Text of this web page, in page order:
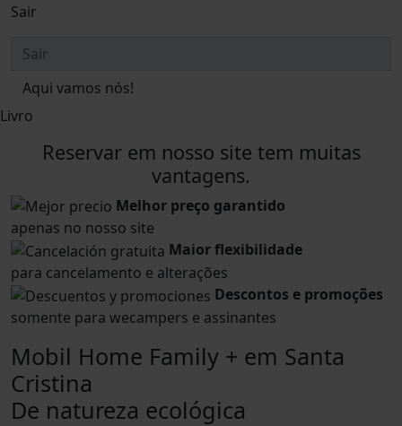
Sair
Aqui vamos nós!
Livro
Reservar em nosso site tem muitas
vantagens.
Melhor preço garantido
apenas no nosso site
Maior flexibilidade
para cancelamento e alterações
Descontos e promoções
somente para wecampers e assinantes
Mobil Home Family + em Santa
Cristina
De natureza ecológica